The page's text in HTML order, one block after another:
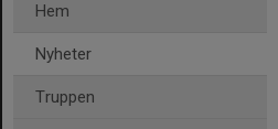
Hem
Nyheter
Truppen